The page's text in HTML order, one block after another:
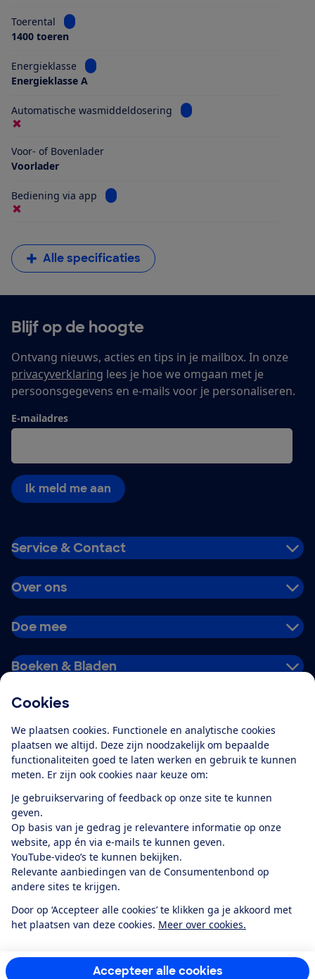
Cookies
We plaatsen cookies. Functionele en analytische cookies
plaatsen we altijd. Deze zijn noodzakelijk om bepaalde
functionaliteiten goed te laten werken en gebruik te kunnen
meten. Er zijn ook cookies naar keuze om:
Je gebruikservaring of feedback op onze site te kunnen
geven.
Op basis van je gedrag je relevantere informatie op onze
website, app én via e-mails te kunnen geven.
YouTube-video’s te kunnen bekijken.
Relevante aanbiedingen van de Consumentenbond op
andere sites te krijgen.
Door op ‘Accepteer alle cookies’ te klikken ga je akkoord met
het plaatsen van deze cookies. Meer over cookies.
Accepteer alle cookies
Toerental
Bekijk informatie voor Toerental
1400 toeren
Energieklasse
Bekijk informatie voor Energieklasse
Energieklasse A
Automatische wasmiddeldosering Bekijk informatie voor
Voor- of Bovenlader
Voorlader
Bediening via app Bekijk informatie voor Bediening via app
Alle specificaties
Blijf op de hoogte
Ontvang nieuws, acties en tips in je mailbox. In onze
privacyverklaring lees je hoe we omgaan met je
persoonsgegevens en e-mails voor je personaliseren.
E-mailadres
Ik meld me aan
Service & Contact
Over ons
Doe mee
Boeken & Bladen
Alles over de
app
Algemene Voorwaarden
Privacyverklaring
Cookiebeleid
Privacyvoorkeuren
Toegankelijkheid
RSS-feed nieuws
Facebook
TwitterInstagram
YoutubeLinkedIn
12.901consumentenbeoordelen de Consumentenbondmet gemiddeld